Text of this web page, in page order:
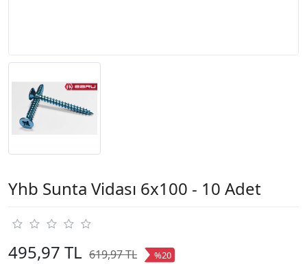
Yhb Sunta Vidası 6x100 - 10 Adet
495,97 TL 619,97 TL %20